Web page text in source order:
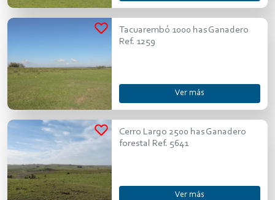
Tacuarembó 1000 has Ganadero
Ref. 1259
Ver más
Cerro Largo 2500 has Ganadero
forestal Ref. 5641
Ver más